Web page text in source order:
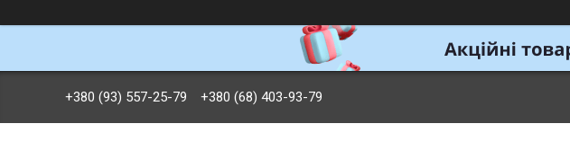
+380 (93) 557-25-79 +380 (68) 403-93-79